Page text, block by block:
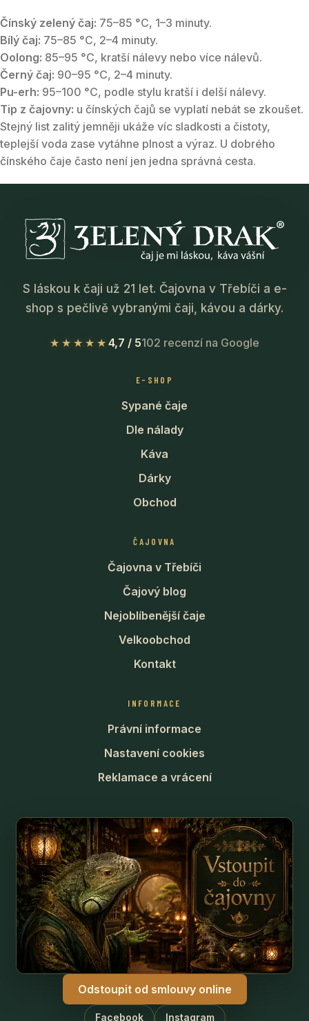
Čínský zelený čaj: 75–85 °C, 1–3 minuty.
Bílý čaj: 75–85 °C, 2–4 minuty.
Oolong: 85–95 °C, kratší nálevy nebo více nálevů.
Černý čaj: 90–95 °C, 2–4 minuty.
Pu-erh: 95–100 °C, podle stylu kratší i delší nálevy.
Tip z čajovny: u čínských čajů se vyplatí nebát se zkoušet.
Stejný list zalitý jemněji ukáže víc sladkosti a čistoty,
teplejší voda zase vytáhne plnost a výraz. U dobrého
čínského čaje často není jen jedna správná cesta.
S láskou k čaji už 21 let. Čajovna v Třebíči a e-
shop s pečlivě vybranými čaji, kávou a dárky.
★★★★★ 4,7 / 5102 recenzí na Google
E-SHOP
Sypané čaje
Dle nálady
Káva
Dárky
Obchod
ČAJOVNA
Čajovna v Třebíči
Čajový blog
Nejoblíbenější čaje
Velkoobchod
Kontakt
INFORMACE
Právní informace
Nastavení cookies
Reklamace a vrácení
Odstoupit od smlouvy online
Facebook Instagram